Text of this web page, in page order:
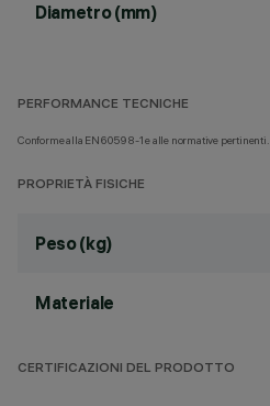
Diametro (mm)
PERFORMANCE TECNICHE
Conforme alla EN60598-1 e alle normative pertinenti.
PROPRIETÀ FISICHE
Peso (kg)
Materiale
CERTIFICAZIONI DEL PRODOTTO